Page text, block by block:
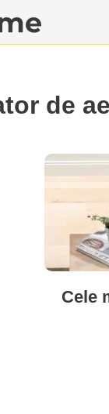
de
Cele